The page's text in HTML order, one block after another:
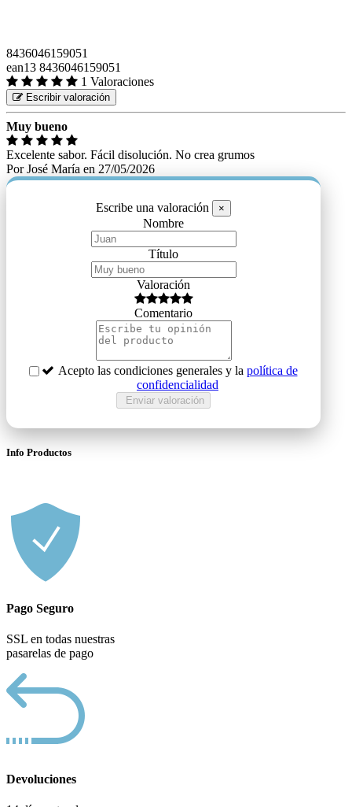
8436046159051
ean13 8436046159051
1 Valoraciones
Escribir valoración
Muy bueno
Excelente sabor. Fácil disolución. No crea grumos
PorJosé María en 27/05/2026
Escribe una valoración ×
Nombre
Título
Valoración
Comentario
Acepto las condiciones generales y la política de
confidencialidad
Info Productos
Pago Seguro
SSL en todas nuestras
pasarelas de pago
Devoluciones